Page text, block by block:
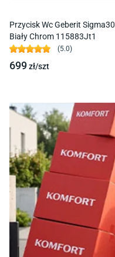
Przycisk Wc Geberit Sigma30
Biały Chrom 115883Jt1
(5.0)
699zł/szt